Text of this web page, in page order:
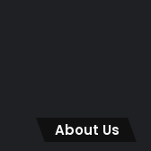
About Us